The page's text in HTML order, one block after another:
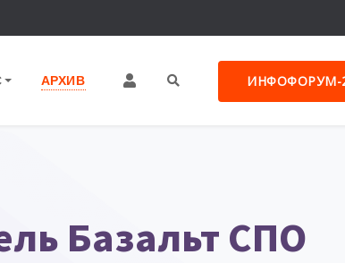
АРХИВ ИНФОФОРУМ-
Базальт СПО